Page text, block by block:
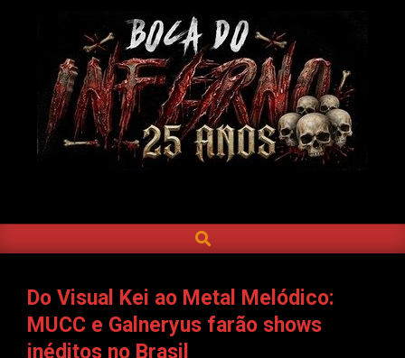
DO
INFERNO
Navigation
SEARCH
Do Visual Kei ao Metal Melódico:
MUCC e Galneryus farão shows
inéditos no Brasil